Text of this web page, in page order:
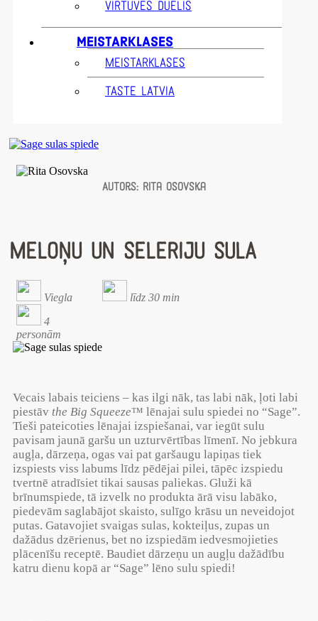
VIRTUVES DUELIS
MEISTARKLASES
MEISTARKLASES
TASTE LATVIA
Autors: Rita Osovska
MELOŅU UN SELERIJU SULA
Viegla
līdz 30 min
4
personām
Vecais labais teiciens – kas ilgi nāk, tas labi nāk, ļoti labi
piestāv the Big Squeeze™ lēnajai sulu spiedei no “Sage”.
Tieši pateicoties lēnajai izspiešanai, var iegūt sulu
pavisam jaunā garšu un uzturvērtības līmenī. No jebkura
augļa, dārzeņa, ogas vai pat garšaugu lapiņas tiek
izspiests viss labums līdz pēdējai pilei, tāpēc izspiedu
tvertnē atradīsiet tikai sausas paliekas. Gluži kā
brīnumspiede, tā izvelk no produkta ārā visu labāko,
piedevām saglabājot skaisto, sulīgo krāsu un neveidojot
putas. Gatavojiet svaigas sulas, kokteiļus, zupas un
dažādus dzērienus, bet no izspiedām iedvesmojieties
plācenīšu receptē. Baudiet dārzeņu un augļu dažādību
katru dienu kopā ar “Sage” lēno sulu spiedi!